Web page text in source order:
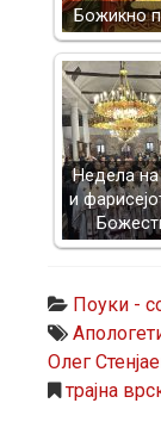
Божикно
Недела
и
Поуки -
Олег
трајна